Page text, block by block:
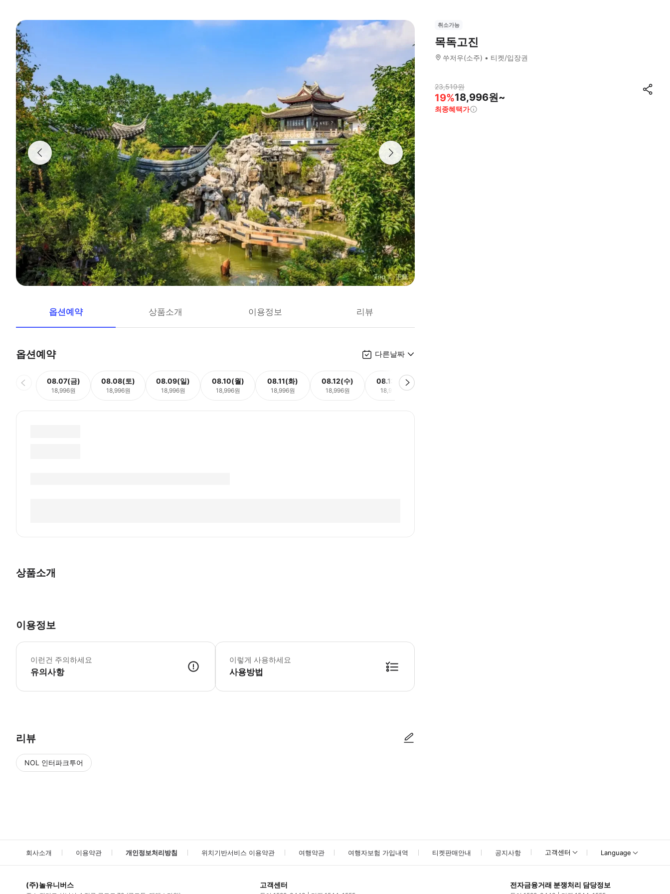
옵션예약 상품소개 이용정보 리뷰
옵션예약 다른날짜
08.07(금)
18,996원
08.08(토)
18,996원
08.09(일)
18,996원
08.10(월)
18,996원
08.11(화)
18,996원
08.12(수)
18,996원
08.13(목)
18,996원
상품소개
이용정보
이런건 주의하세요
유의사항
* 고대 마을 거리: 하루 종일 개방 * 내부 명소: 4월 1일-10월 31일: 08:30-17:00 개방 (16:30 입장 마감) 11월 1일-다음 해 3월 31일: 08:30-16:30 개방
이렇게 사용하세요
사용방법
리뷰
NOL 인터파크투어
취소가능
목독고진
쑤저우(소주) 티켓/입장권
23,519원
19%18,996원~
최종혜택가
회사소개 이용약관 개인정보처리방침 위치기반서비스 이용약관 여행약관 여행자보험 가입내역 티켓판매안내 공지사항 고객센터 Language
(주)놀유니버스 고객센터 전자금융거래 분쟁처리 담당정보